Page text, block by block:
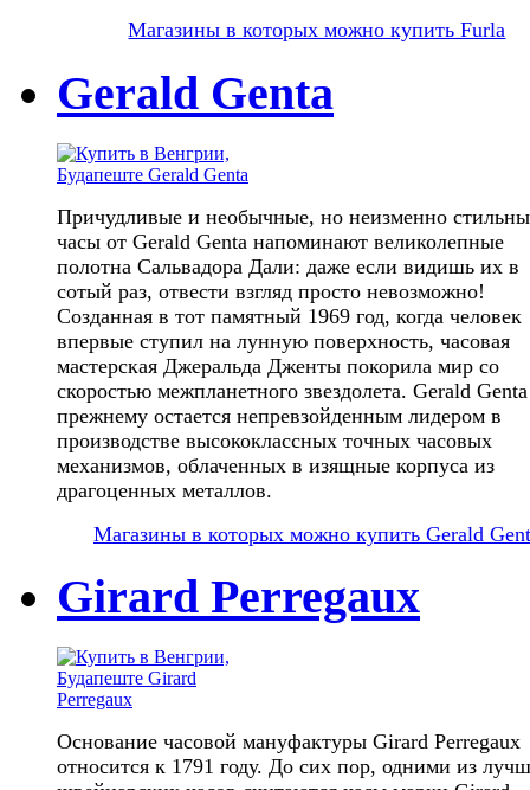
Магазины в которых можно купить Furla
Gerald Genta
Причудливые и необычные, но неизменно
часы от Gerald Genta напоминают великолепные
полотна Сальвадора Дали: даже если видишь их в
сотый раз, отвести взгляд просто невозможно!
Созданная в тот памятный 1969 год, когда человек
впервые ступил на лунную поверхность, часовая
мастерская Джеральда Дженты покорила мир со
скоростью межпланетного звездолета. Gerald
прежнему остается непревзойденным лидером в
производстве высококлассных точных часовых
механизмов, облаченных в изящные корпуса из
драгоценных металлов.
Магазины в которых можно купить Gerald
Girard Perregaux
Основание часовой мануфактуры Girard Perregaux
относится к 1791 году. До сих пор, одними из